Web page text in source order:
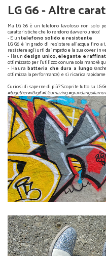
LG G6 - Altre
Ma LG G6 è un telefono favoloso non solo
caratteristiche che lo rendono davvero unico!
- E' untelefono solido e resistente
LG G6 è in grado di resistere all'acqua fino
resistere agli urti da impatto e la sua cover in
- Ha undesign unico, elegante e
ottimizzato per l'utilizzo con una sola mano (è
- Ha una batteria che dura a lungo
ottimizza la performance) e si ricarica
Curiosi di saperne di più? Scoprite tutto su LG
#togetherwithg6 #LGamazing #grandangoliamo